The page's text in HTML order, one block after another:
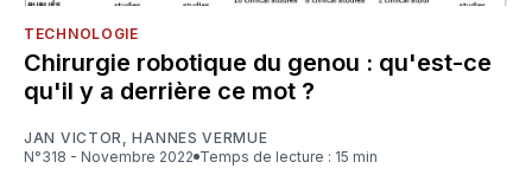
TECHNOLOGIE
Chirurgie robotique du genou : qu'est-ce
qu'il y a derrière ce mot ?
JAN VICTOR ,HANNES VERMUE
N°318 - Novembre 2022
Temps de lecture : 15 min